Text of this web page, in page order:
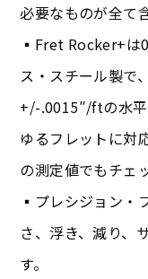
必要なものが全て
▪︎Fret Rocker+は
ス・スチール製で
+/-.0015″/ftの水平
ゆるフレットに対
の測定値でもチェ
▪︎プレシジョン・
さ、浮き、減り、
す。